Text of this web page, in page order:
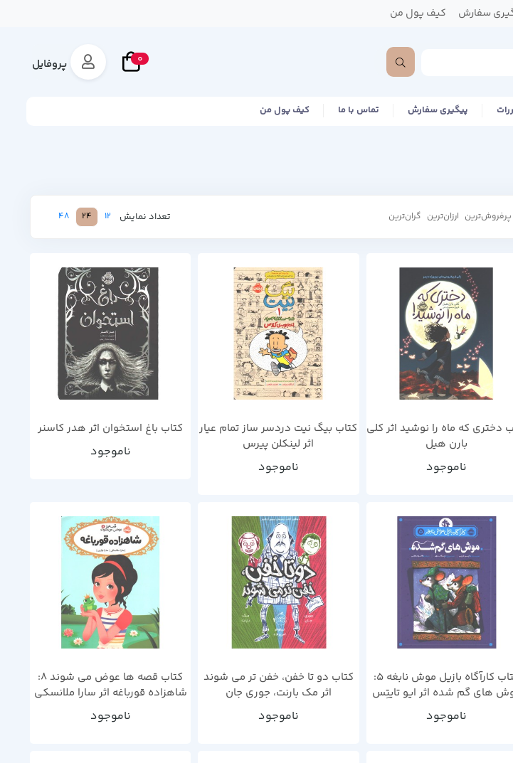
سفارش کیف پول من
0 پروفایل
پیگیری سفارش تماس با ما کیف پول من
پرفروش‌ترین ارزان‌ترین گران‌ترین تعداد نمایش 12
24
48
دختری که ماه را نوشید اثر کلی
بارن هیل
ناموجود
کتاب بیگ نیت دردسر ساز تمام عیار
اثر لینکلن پیرس
ناموجود
کتاب باغ استخوان اثر هدر کاسنر
ناموجود
کتاب کارآگاه بازیل موش نابغه 5:
های گم شده اثر ایو تایتِس
ناموجود
کتاب دو تا خفن، خفن تر می شوند
اثر مک بارنت، جوری جان
ناموجود
کتاب قصه ها عوض می شوند 8:
شاهزاده قورباغه اثر سارا ملانسکی
ناموجود